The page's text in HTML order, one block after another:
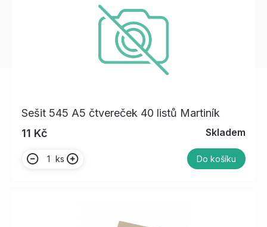
Sešit 545 A5 čtvereček 40 listů Martiník
11 Kč
Skladem
ks Do košíku